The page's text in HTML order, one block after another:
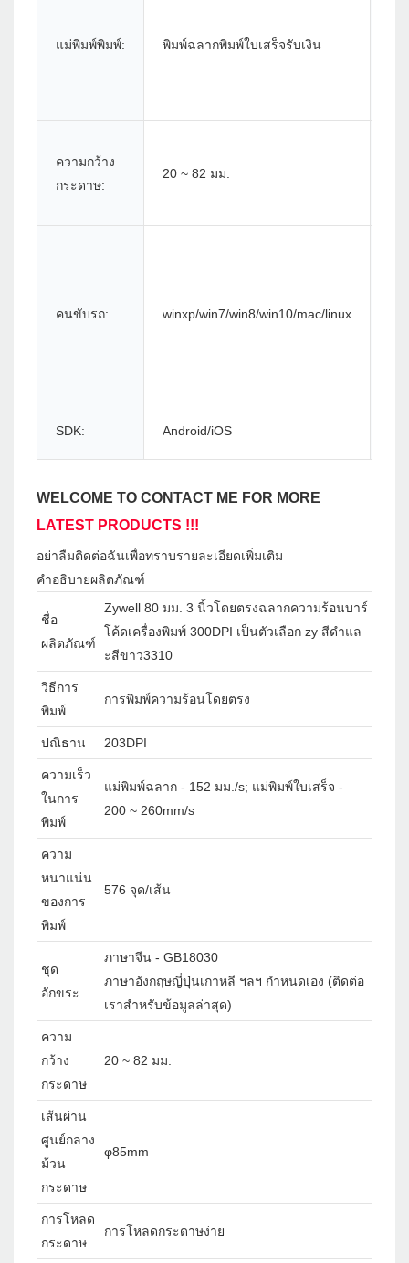
แม่พิมพ์พิมพ์: พิมพ์ฉลากพิมพ์ใบเสร็จรับเงิน
ความกว้าง
กระดาษ:
20 ~ 82 มม.
คนขับรถ: winxp/win7/win8/win10/mac/linux
SDK: Android/iOS
WELCOME TO CONTACT ME FOR MORE
LATEST PRODUCTS !!!
อย่าลืมติดต่อฉันเพื่อทราบรายละเอียดเพิ่มเติม
คำอธิบายผลิตภัณฑ์
ชื่อ
ผลิตภัณฑ์
Zywell 80 มม. 3 นิ้วโดยตรงฉลากความร้อนบาร์
โค้ดเครื่องพิมพ์ 300DPI เป็นตัวเลือก zy สีดำแล
ะสีขาว3310
วิธีการ
พิมพ์
การพิมพ์ความร้อนโดยตรง
ปณิธาน 203DPI
ความเร็ว
ในการ
พิมพ์
แม่พิมพ์ฉลาก - 152 มม./s; แม่พิมพ์ใบเสร็จ -
200 ~ 260mm/s
ความ
หนาแน่น
ของการ
พิมพ์
576 จุด/เส้น
ชุด
อักขระ
ภาษาจีน - GB18030
ภาษาอังกฤษญี่ปุ่นเกาหลี ฯลฯ กำหนดเอง (ติดต่อ
เราสำหรับข้อมูลล่าสุด)
ความ
กว้าง
กระดาษ
20 ~ 82 มม.
เส้นผ่าน
ศูนย์กลาง
ม้วน
กระดาษ
φ85mm
การโหลด
กระดาษ
การโหลดกระดาษง่าย